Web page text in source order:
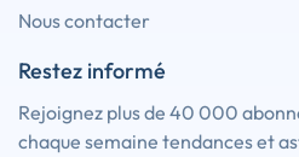
Nous contacter
Restez informé
Rejoignez plus de 40 000
chaque semaine tendances et